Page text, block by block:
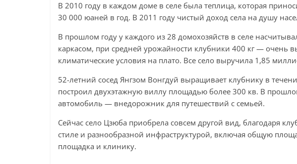
В 2010 году в каждом доме в селе была теплица, которая
30 000 юаней в год. В 2011 году чистый доход села на душу
В прошлом году у каждого из 28 домохозяйств в селе
каркасом, при средней урожайности клубники 400 кг — очень
климатические условия на плато. Все село выручила 1,85
52-летний сосед Янгзом Вонгдуй выращивает клубнику в
построил двухэтажную виллу площадью более 300 кв. В
автомобиль — внедорожник для путешествий с семьей.
Сейчас село Цзюба приобрела совсем другой вид, благодаря
стиле и разнообразной инфраструктурой, включая общую
площадка и клинику.